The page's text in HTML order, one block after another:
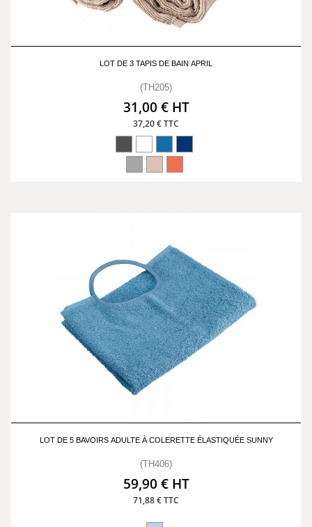
LOT DE 3 TAPIS DE BAIN APRIL
(TH205)
31,00 € HT
37,20 € TTC
LOT DE 5 BAVOIRS ADULTE À COLERETTE ÉLASTIQUÉE SUNNY
(TH406)
59,90 € HT
71,88 € TTC